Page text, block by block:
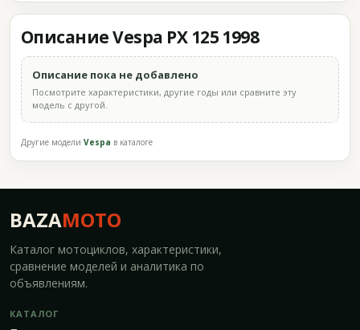
Описание Vespa PX 125 1998
Описание пока не добавлено
Посмотрите характеристики, другие годы или сравните эту
модель с другой.
Другие модели Vespa в каталоге
BAZAMOTO
Каталог мотоциклов, характеристики,
сравнение моделей и аналитика по
объявлениям.
КАТАЛОГ